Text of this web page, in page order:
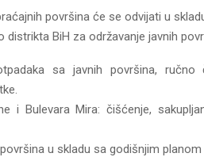
površina će se odvijati u
distrikta BiH za održavanje javnih
sa javnih površina, ručno
i Bulevara Mira: čišćenje,
u skladu sa godišnjim planom